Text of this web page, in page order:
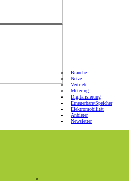
Branche
Netze
Vertrieb
Metering
Digitalisierung
Erneuerbare/Speicher
Elektromobilität
Anbieter
Newsletter